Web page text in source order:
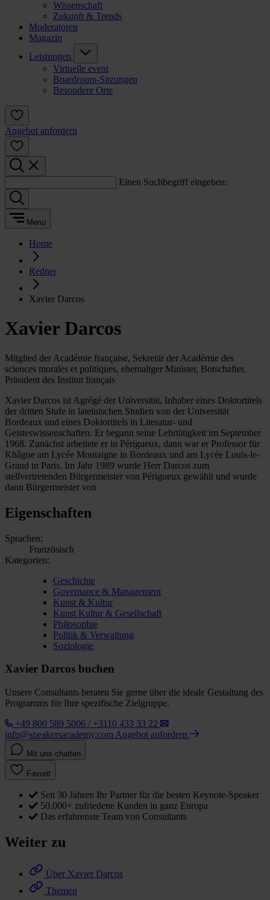
Wissenschaft
Zukunft & Trends
Moderatoren
Magazin
Leistungen
Virtuelle event
Boardroom-Sitzungen
Besondere Orte
Angebot anfordern
Einen Suchbegriff eingeben:
Menü
Home
Redner
Xavier Darcos
Xavier Darcos
Mitglied der Académie française, Sekretär der Académie des
sciences morales et politiques, ehemaliger Minister, Botschafter,
Präsident des Institut français
Xavier Darcos ist Agrégé der Universität, Inhaber eines Doktortitels
der dritten Stufe in lateinischen Studien von der Universität
Bordeaux und eines Doktortitels in Literatur- und
Geisteswissenschaften. Er begann seine Lehrtätigkeit im September
1968. Zunächst arbeitete er in Périgueux, dann war er Professor für
Khâgne am Lycée Montaigne in Bordeaux und am Lycée Louis-le-
Grand in Paris. Im Jahr 1989 wurde Herr Darcos zum
stellvertretenden Bürgermeister von Périgueux gewählt und wurde
dann Bürgermeister von
Eigenschaften
Sprachen:
Französisch
Kategorien:
Geschichte
Governance & Management
Kunst & Kultur
Kunst Kultur & Gesellschaft
Philosophie
Politik & Verwaltung
Soziologie
Xavier Darcos buchen
Unsere Consultants beraten Sie gerne über die ideale Gestaltung des
Programms für Ihre spezifische Zielgruppe.
+49 800 589 5006 / +3110 433 33 22
info@speakersacademy.com Angebot anfordern
Mit uns chatten
Favorit
Seit 30 Jahren Ihr Partner für die besten Keynote-Speaker
50.000+ zufriedene Kunden in ganz Europa
Das erfahrenste Team von Consultants
Weiter zu
Über Xavier Darcos
Themen